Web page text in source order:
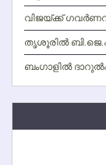
വിജയ്ക്ക്
തൃശൂരില്‍
ബംഗാളില്‍